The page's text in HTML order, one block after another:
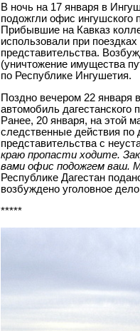
В ночь на 17 января в
подожгли офис
Прибывшие на Кавказ
использовали при
представительства.
(уничтожение имущества
по Республике Ингушетия.
Поздно вечером 22 января
автомобиль
Ранее, 20 января, на этой
следственные действия по
представительства с
краю пропасти ходите.
вами офис подожгем ваш.
Республике Дагестан
возбуждено уголовное
*****